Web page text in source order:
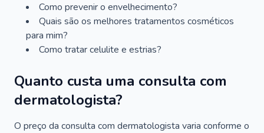
Como prevenir o envelhecimento?
Quais são os melhores tratamentos cosméticos
para mim?
Como tratar celulite e estrias?
Quanto custa uma consulta com
dermatologista?
O preço da consulta com dermatologista varia conforme o